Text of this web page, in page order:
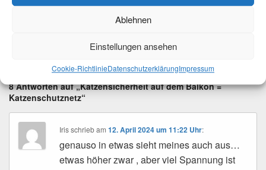
Ablehnen
Einstellungen ansehen
Cookie-RichtlinieDatenschutzerklärungImpressum
MartinaunterDIY
,Sicherheit,Terrasseverschlagwortet. Setze ein
8 Antworten auf „Katzensicherheit auf dem Balkon =
Katzenschutznetz“
Iris schriebam12. April 2024 um 11:22 Uhr:
genauso in etwas sieht meines auch aus…
etwas höher zwar , aber viel Spannung ist